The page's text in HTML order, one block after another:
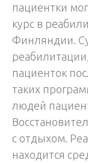
пациентки
курс в
Финляндии.
пациенток
таких
людей
с отдыхом.
находится